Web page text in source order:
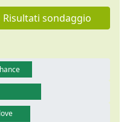
Risultati sondaggio